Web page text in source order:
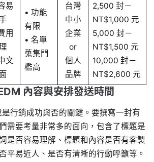
易
用
文
• 功能
有限
• 名單
蒐集門
檻高
台灣
中小
企業
or
個人
品牌
2,500 封－
NT$1,000 元
5,000 封－
NT$1,500 元
10,000 封－
NT$2,600 元
內容與安排發送時間
行銷成功與否的關鍵。要撰寫一封有
需要考量非常多的面向，包含了標題是
是否容易理解、標題和內容是否有客製
平易近人、是否有清晰的行動呼籲等。